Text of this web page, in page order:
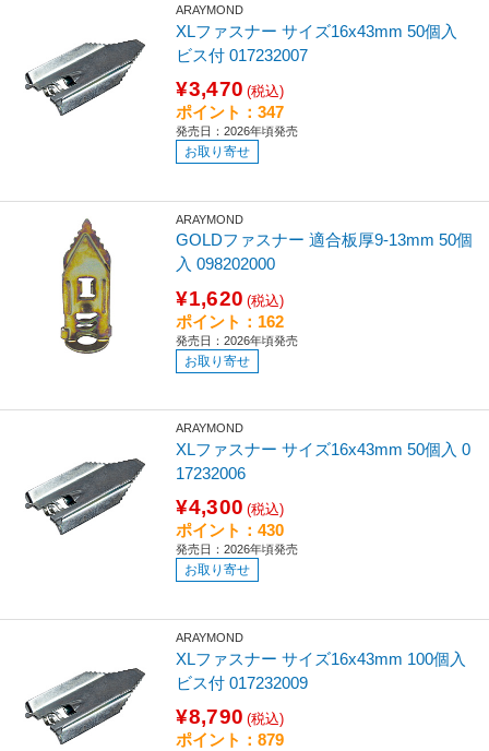
ARAYMOND
XLファスナー サイズ16x43mm 50個入
ビス付 017232007
¥3,470 (税込)
ポイント：347
発売日：2026年頃発売
お取り寄せ
ARAYMOND
GOLDファスナー 適合板厚9-13mm 50個
入 098202000
¥1,620 (税込)
ポイント：162
発売日：2026年頃発売
お取り寄せ
ARAYMOND
XLファスナー サイズ16x43mm 50個入 0
17232006
¥4,300 (税込)
ポイント：430
発売日：2026年頃発売
お取り寄せ
ARAYMOND
XLファスナー サイズ16x43mm 100個入
ビス付 017232009
¥8,790 (税込)
ポイント：879